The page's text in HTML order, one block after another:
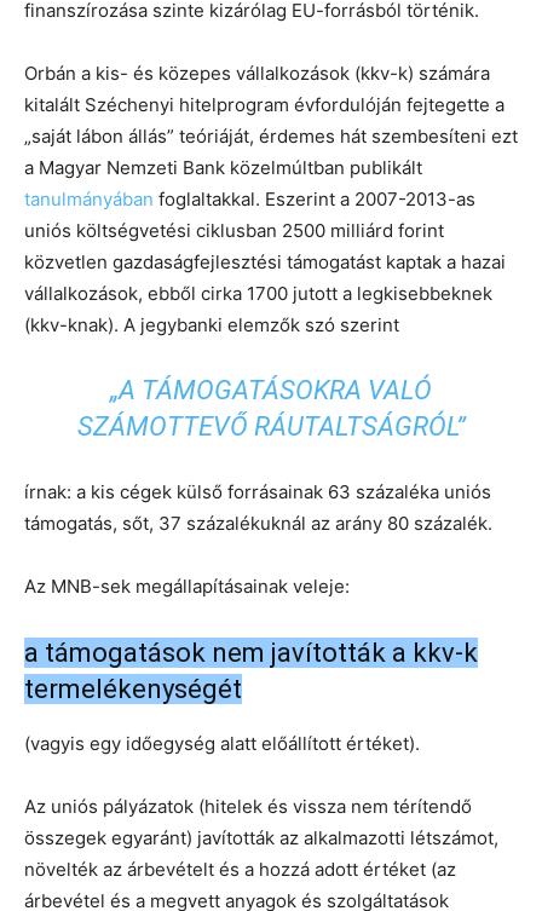
finanszírozása szinte kizárólag EU-forrásból történik.
Orbán a kis- és közepes vállalkozások (kkv-k) számára
kitalált Széchenyi hitelprogram évfordulóján fejtegette a
„saját lábon állás” teóriáját, érdemes hát szembesíteni ezt
a Magyar Nemzeti Bank közelmúltban publikált
tanulmányában foglaltakkal. Eszerint a 2007-2013-as
uniós költségvetési ciklusban 2500 milliárd forint
közvetlen gazdaságfejlesztési támogatást kaptak a hazai
vállalkozások, ebből cirka 1700 jutott a legkisebbeknek
(kkv-knak). A jegybanki elemzők szó szerint
„A TÁMOGATÁSOKRA VALÓ
SZÁMOTTEVŐ RÁUTALTSÁGRÓL”
írnak: a kis cégek külső forrásainak 63 százaléka uniós
támogatás, sőt, 37 százalékuknál az arány 80 százalék.
Az MNB-sek megállapításainak veleje:
a támogatások nem javították a kkv-k
termelékenységét
(vagyis egy időegység alatt előállított értéket).
Az uniós pályázatok (hitelek és vissza nem térítendő
összegek egyaránt) javították az alkalmazotti létszámot,
növelték az árbevételt és a hozzá adott értéket (az
árbevétel és a megvett anyagok és szolgáltatások